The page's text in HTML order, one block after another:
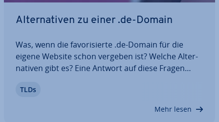
Al­ter­na­ti­ven zu einer .de-Domain
Was, wenn die fa­vo­ri­sier­te .de-Domain für die
eigene Website schon vergeben ist? Welche Al­ter­
na­ti­ven gibt es? Eine Antwort auf diese Fragen
Domains, auf die Sie seit einiger Zeit zu­rück­grei­fen
TLDs
Mehr lesen